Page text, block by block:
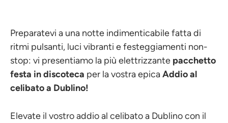
Preparatevi a una notte indimenticabile fatta di
ritmi pulsanti, luci vibranti e festeggiamenti non-
stop: vi presentiamo la più elettrizzante pacchetto
festa in discoteca per la vostra epicaAddio al
celibato a Dublino!
Elevate il vostro addio al celibato a Dublino con il